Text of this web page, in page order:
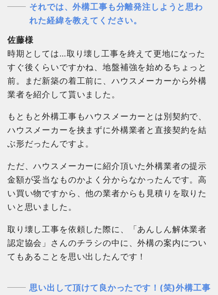
それでは、外構工事も分離発注しようと思わ
れた経緯を教えてください。
佐藤様
時期としては…取り壊し工事を終えて更地になった
すぐ後くらいですかね、地盤補強を始めるちょっと
前。まだ新築の着工前に、ハウスメーカーから外構
業者を紹介して貰いました。
もともと外構工事もハウスメーカーとは別契約で、
ハウスメーカーを挟まずに外構業者と直接契約を結
ぶ形だったんですよ。
ただ、ハウスメーカーに紹介頂いた外構業者の提示
金額が妥当なものかよく分からなかったんです。高
い買い物ですから、他の業者からも見積りを取りた
いと思いました。
取り壊し工事を依頼した際に、「あんしん解体業者
認定協会」さんのチラシの中に、外構の案内につい
てもあることを思い出したんです！
思い出して頂けて良かったです！(笑)外構工事